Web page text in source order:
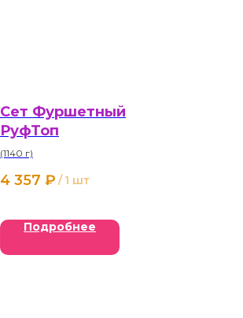
Сет Фуршетный
РуфТоп
(1140 г)
4 357 ₽ / 1 шт
Подробнее